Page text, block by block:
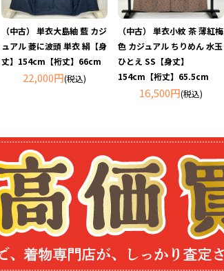
（中古） 単衣大島紬 藍 カジ
ュアル 菱に波頭 単衣 絹【身
丈】154cm【裄丈】66cm
22,000円(税込)
（中古） 単衣小紋 茶 薄紅梅
色 カジュアル ちりめん 水玉
ひとえ SS【身丈】
154cm【裄丈】65.5cm
16,500円(税込)